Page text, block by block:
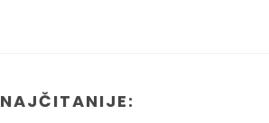
NAJČITANIJE: